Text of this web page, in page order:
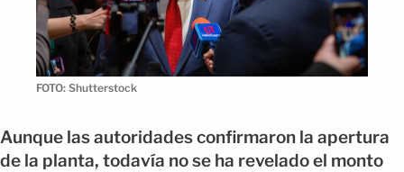
FOTO: Shutterstock
Aunque las autoridades confirmaron la apertura
de la planta, todavía no se ha revelado el monto